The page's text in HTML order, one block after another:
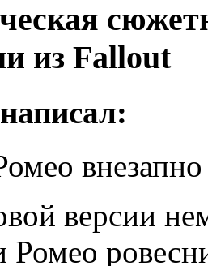
из Fallout
внезапно
версии
Ромео